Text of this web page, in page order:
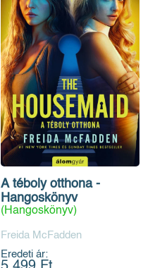
A téboly otthona -
Hangoskönyv
(Hangoskönyv)
Freida McFadden
Eredeti ár: